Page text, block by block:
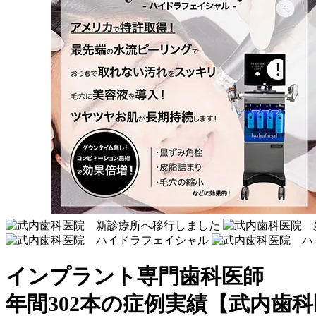
インプラント専門歯科医師
年間302本の症例実績【武内歯